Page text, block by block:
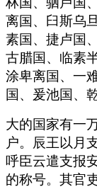
离国、臼斯乌
素国、捷卢国
古腊国、临素
涂卑离国、一
国、爰池国、
大的国家有一
户。辰王以月
呼臣云遣支报
的称号。其官